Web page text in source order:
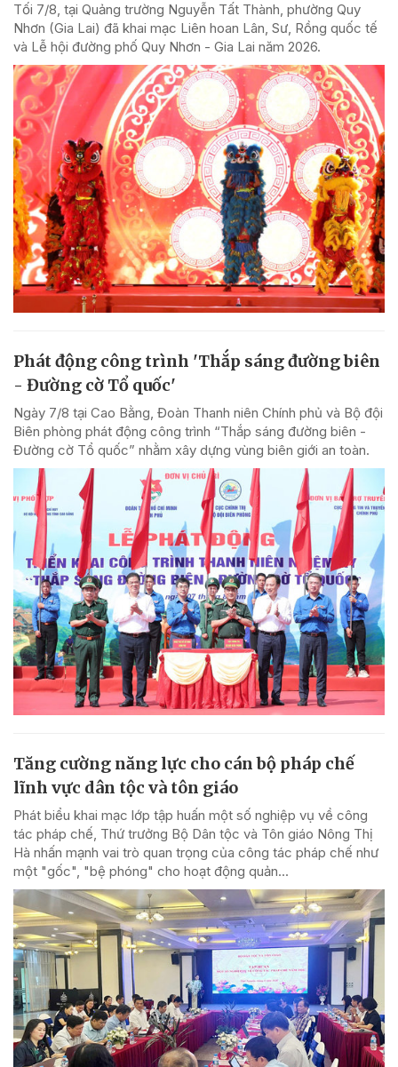
Tối 7/8, tại Quảng trường Nguyễn Tất Thành, phường Quy
Nhơn (Gia Lai) đã khai mạc Liên hoan Lân, Sư, Rồng quốc tế
và Lễ hội đường phố Quy Nhơn - Gia Lai năm 2026.
Phát động công trình 'Thắp sáng đường biên
- Đường cờ Tổ quốc'
Ngày 7/8 tại Cao Bằng, Đoàn Thanh niên Chính phủ và Bộ đội
Biên phòng phát động công trình “Thắp sáng đường biên -
Đường cờ Tổ quốc” nhằm xây dựng vùng biên giới an toàn.
Tăng cường năng lực cho cán bộ pháp chế
lĩnh vực dân tộc và tôn giáo
Phát biểu khai mạc lớp tập huấn một số nghiệp vụ về công
tác pháp chế, Thứ trưởng Bộ Dân tộc và Tôn giáo Nông Thị
Hà nhấn mạnh vai trò quan trọng của công tác pháp chế như
một "gốc", "bệ phóng" cho hoạt động quản...